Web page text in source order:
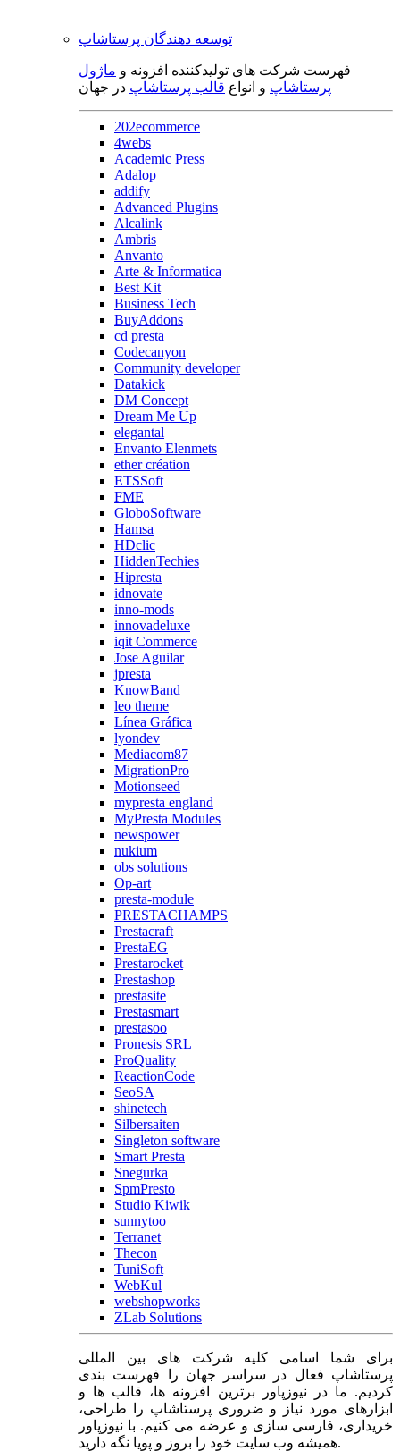
توسعه دهندگان پرستاشاپ
فهرست شرکت های تولیدکننده افزونه و ماژول
پرستاشاپ و انواع قالب پرستاشاپ در جهان
202ecommerce
4webs
Academic Press
Adalop
addify
Advanced Plugins
Alcalink
Ambris
Anvanto
Arte & Informatica
Best Kit
Business Tech
BuyAddons
cd presta
Codecanyon
Community developer
Datakick
DM Concept
Dream Me Up
elegantal
Envanto Elenmets
ether création
ETSSoft
FME
GloboSoftware
Hamsa
HDclic
HiddenTechies
Hipresta
idnovate
inno-mods
innovadeluxe
iqit Commerce
Jose Aguilar
jpresta
KnowBand
leo theme
Línea Gráfica
lyondev
Mediacom87
MigrationPro
Motionseed
mypresta england
MyPresta Modules
newspower
nukium
obs solutions
Op-art
presta-module
PRESTACHAMPS
Prestacraft
PrestaEG
Prestarocket
Prestashop
prestasite
Prestasmart
prestasoo
Pronesis SRL
ProQuality
ReactionCode
SeoSA
shinetech
Silbersaiten
Singleton software
Smart Presta
Snegurka
SpmPresto
Studio Kiwik
sunnytoo
Terranet
Thecon
TuniSoft
WebKul
webshopworks
ZLab Solutions
برای شما اسامی کلیه شرکت های بین المللی
پرستاشاپ فعال در سراسر جهان را فهرست بندی
کردیم. ما در نیوزپاور برترین افزونه ها، قالب ها و
ابزارهای مورد نیاز و ضروری پرستاشاپ را طراحی،
خریداری، فارسی سازی و عرضه می کنیم. با نیوزپاور
همیشه وب سایت خود را بروز و پویا نگه دارید.